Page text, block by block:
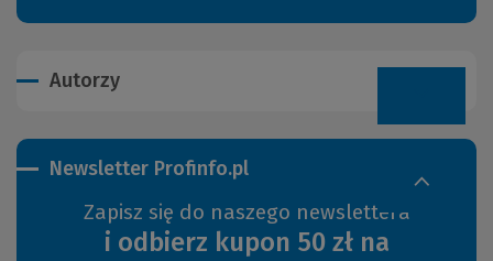
Autorzy
Newsletter Profinfo.pl
Zapisz się do naszego newslettera
i odbierz kupon 50 zł na